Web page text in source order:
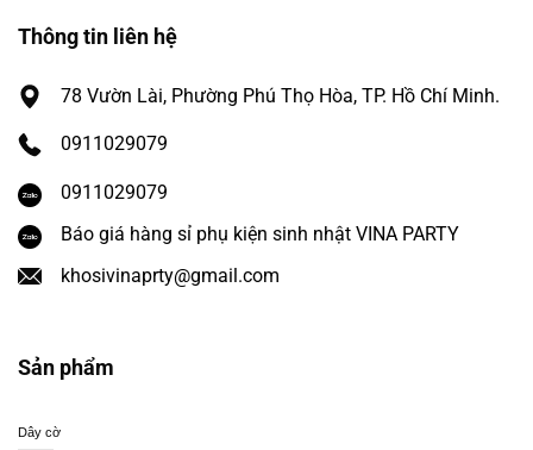
Thông tin liên hệ
78 Vườn Lài, Phường Phú Thọ Hòa, TP. Hồ Chí Minh.
0911029079
0911029079
Báo giá hàng sỉ phụ kiện sinh nhật VINA PARTY
khosivinaprty@gmail.com
Sản phẩm
Dây cờ